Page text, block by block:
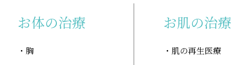
お体の治療
胸
お肌の治療
肌の再生医療